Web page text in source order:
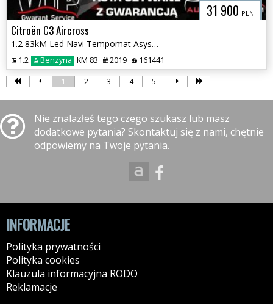
31 900 PLN
Citroën C3 Aircross
1.2 83kM Led Navi Tempomat Asystent Pasa Ruchu Super Stan GWARANCJA!!!
1.2 Benzyna KM 83 2019 161441
1 2 3 4 5
Nie znalazłeś tego czego szukasz lub masz
dodatkowe pytania? Skontaktuj się z nami, chętnie
odpowiemy na Twoje pytania.
INFORMACJE
Polityka prywatności
Polityka cookies
Klauzula informacyjna RODO
Reklamacje